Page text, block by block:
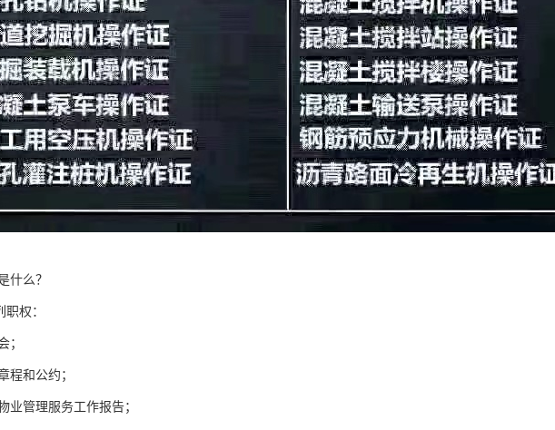
什么？
权：
；
程和公约；
管理服务工作报告；